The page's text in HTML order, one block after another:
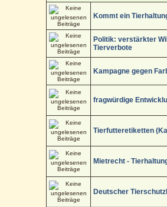
Kommt ein
Politik: verstärkter
Tierverbote
Kampagne gegen
fragwürdige
Tierfutteretiketten
Mietrecht -
Deutscher